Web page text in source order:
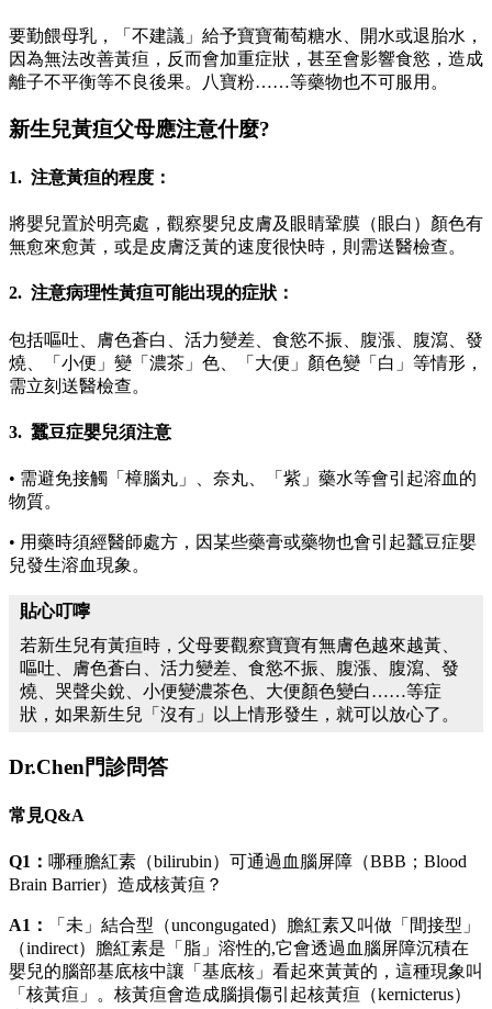
要勤餵母乳，「不建議」給予寶寶葡萄糖水、開水或退胎水，
因為無法改善黃疸，反而會加重症狀，甚至會影響食慾，造成
離子不平衡等不良後果。八寶粉……等藥物也不可服用。
新生兒黃疸父母應注意什麼?
1. 注意黃疸的程度：
將嬰兒置於明亮處，觀察嬰兒皮膚及眼睛鞏膜（眼白）顏色有
無愈來愈黃，或是皮膚泛黃的速度很快時，則需送醫檢查。
2. 注意病理性黃疸可能出現的症狀：
包括嘔吐、膚色蒼白、活力變差、食慾不振、腹漲、腹瀉、發
燒、「小便」變「濃茶」色、「大便」顏色變「白」等情形，
需立刻送醫檢查。
3. 蠶豆症嬰兒須注意
• 需避免接觸「樟腦丸」、奈丸、「紫」藥水等會引起溶血的
物質。
• 用藥時須經醫師處方，因某些藥膏或藥物也會引起蠶豆症嬰
兒發生溶血現象。
貼心叮嚀
若新生兒有黃疸時，父母要觀察寶寶有無膚色越來越黃、
嘔吐、膚色蒼白、活力變差、食慾不振、腹漲、腹瀉、發
燒、哭聲尖銳、小便變濃茶色、大便顏色變白……等症
狀，如果新生兒「沒有」以上情形發生，就可以放心了。
Dr.Chen門診問答
常見Q&A
Q1： 哪種膽紅素（bilirubin）可通過血腦屏障（BBB；Blood
Brain Barrier）造成核黃疸？
A1：
「未」結合型（uncongugated）膽紅素又叫做「間接型」
（indirect）膽紅素是「脂」溶性的,它會透過血腦屏障沉積在
嬰兒的腦部基底核中讓「基底核」看起來黃黃的，這種現象叫
「核黃疸」。核黃疸會造成腦損傷引起核黃疸（kernicterus）